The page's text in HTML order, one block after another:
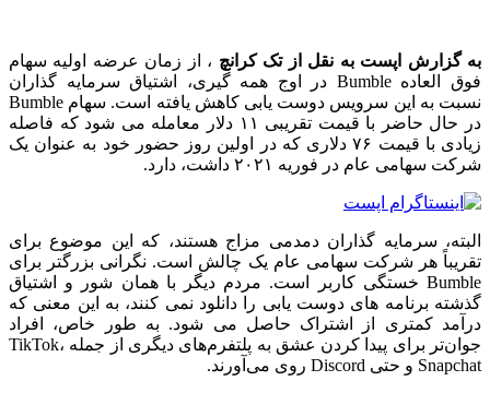
به گزارش اپست به نقل از تک کرانچ ، از زمان عرضه اولیه سهام
فوق العاده Bumble در اوج همه گیری، اشتیاق سرمایه گذاران
نسبت به این سرویس دوست یابی کاهش یافته است. سهام Bumble
در حال حاضر با قیمت تقریبی ۱۱ دلار معامله می شود که فاصله
زیادی با قیمت ۷۶ دلاری که در اولین روز حضور خود به عنوان یک
شرکت سهامی عام در فوریه ۲۰۲۱ داشت، دارد.
البته، سرمایه گذاران دمدمی مزاج هستند، که این موضوع برای
تقریباً هر شرکت سهامی عام یک چالش است. نگرانی بزرگتر برای
Bumble خستگی کاربر است. مردم دیگر با همان شور و اشتیاق
گذشته برنامه های دوست یابی را دانلود نمی کنند، به این معنی که
درآمد کمتری از اشتراک حاصل می شود. به طور خاص، افراد
جوان‌تر برای پیدا کردن عشق به پلتفرم‌های دیگری از جمله TikTok،
Snapchat و حتی Discord روی می‌آورند.